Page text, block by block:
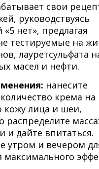
свои
руководствуясь
нет», предлагая
тестируемые на
лауретсульфата
масел и нефти.
нанесите
крема на
лица и шеи,
распределите
и дайте впитаться.
утром и вечером
максимального